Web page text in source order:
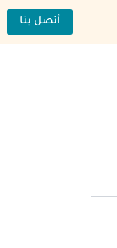
أتصل بنا